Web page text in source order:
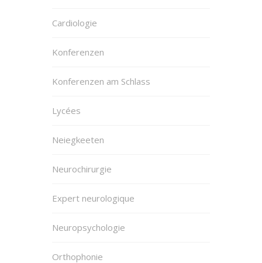
Cardiologie
Konferenzen
Konferenzen am Schlass
Lycées
Neiegkeeten
Neurochirurgie
Expert neurologique
Neuropsychologie
Orthophonie